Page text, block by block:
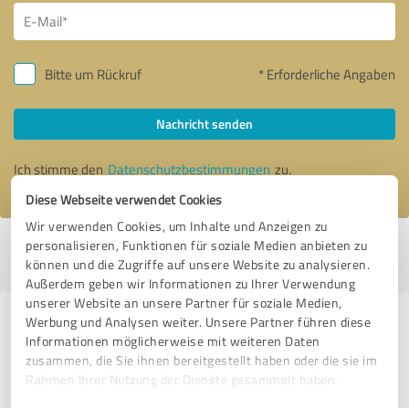
Diese Webseite verwendet Cookies
Wir verwenden Cookies, um Inhalte und Anzeigen zu
personalisieren, Funktionen für soziale Medien anbieten zu
können und die Zugriffe auf unsere Website zu analysieren.
Außerdem geben wir Informationen zu Ihrer Verwendung
unserer Website an unsere Partner für soziale Medien,
Werbung und Analysen weiter. Unsere Partner führen diese
Informationen möglicherweise mit weiteren Daten
zusammen, die Sie ihnen bereitgestellt haben oder die sie im
Rahmen Ihrer Nutzung der Dienste gesammelt haben.
Bitte um Rückruf * Erforderliche Angaben
Nachricht senden
Ich stimme den Datenschutzbestimmungen zu.
Profil aktiv seit 14.11.2020 |Letzte Aktualisierung: 20.11.2020|Profil
melden
Erfahrungen zu weiteren
Anbietern aus dem Bereich
Beratung